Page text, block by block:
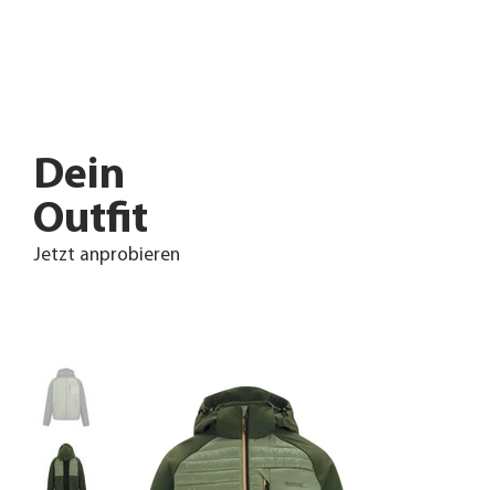
Dein
Outfit
Jetzt anprobieren